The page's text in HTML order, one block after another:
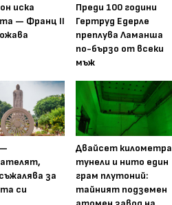
иска
— Франц II
Преди 100 години
Гертруд Едерле
преплува Ламанша
по-бързо от всеки
мъж
за
си
Двайсет километра
тунели и нито един
грам плутоний:
тайният подземен